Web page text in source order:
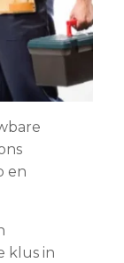
en
klus in